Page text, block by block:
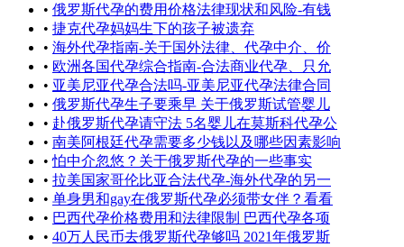
• 俄罗斯代孕的费用价格法律现状和风险-有钱
• 捷克代孕妈妈生下的孩子被遗弃
• 海外代孕指南-关于国外法律、代孕中介、价
• 欧洲各国代孕综合指南-合法商业代孕、只允
• 亚美尼亚代孕合法吗-亚美尼亚代孕法律合同
• 俄罗斯代孕生子要乘早 关于俄罗斯试管婴儿
• 赴俄罗斯代孕请守法 5名婴儿在莫斯科代孕公
• 南美阿根廷代孕需要多少钱以及哪些因素影响
•怕中介忽悠？关于俄罗斯代孕的一些事实
• 拉美国家哥伦比亚合法代孕-海外代孕的另一
• 单身男和gay在俄罗斯代孕必须带女伴？看看
• 巴西代孕价格费用和法律限制 巴西代孕各项
• 40万人民币去俄罗斯代孕够吗 2021年俄罗斯